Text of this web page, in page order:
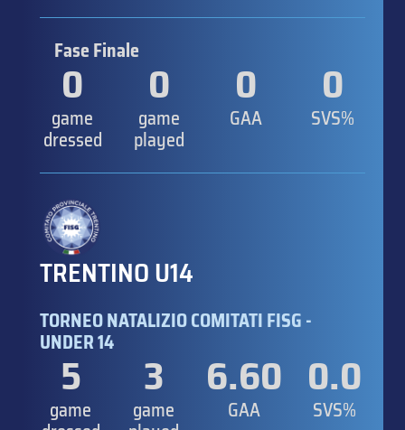
Fase Finale
0
game
dressed
0
game
played
0
GAA
0
SVS%
TRENTINO U14
TORNEO NATALIZIO COMITATI FISG -
UNDER 14
5
game
3
game
6.60
GAA
0.0
SVS%